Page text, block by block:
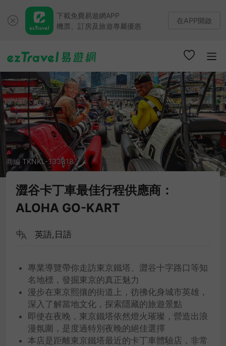
下載免費易遊網APP
機票、訂房及旅遊專屬優惠
在APP開啟
商編 TKNKL-133318
澀谷卡丁車最佳行程供應商：
ALOHA GO-KART
英語,日語
專業導覽帶你走訪東京鐵塔、澀谷十字路口等知
名地標，發掘東京的真正魅力
漫步在東京熙攘的街道上，彷彿化身城市英雄，
深入了解當地文化，探索隱藏的旅遊景點
即使在夜晚，東京鐵塔依然燈火璀璨，營造出浪
漫氛圍，是度過特別夜晚的絕佳選擇
本店是距離東京鐵塔最近的卡丁車體驗店，非常